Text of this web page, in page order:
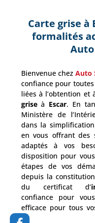
Carte grise à
formalités
Auto
Bienvenue chez Auto
confiance pour
liées à l’obtention
griseà Escar. En
Ministère de
dans la
en vous offrant des
adaptés à vos
disposition pour
étapes de vos
depuis la
du certificat d’
confiance pour
efficace pour tous